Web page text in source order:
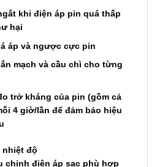
ắt khiđiện áp pin quá thấp
ưhại
áp và ngược cực pin
ắn mạch và cầu chì cho từng
o trở kháng của pin (gồm cả
ỗi 4 giờ/lầnđể đảm bảo hiệu
nhiệtđộ
chỉnhđiện áp sạc phù hợp